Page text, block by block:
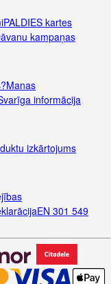
PALDIES kartes
kampaņas
Manas
informācija
izkārtojums
EN 301 549